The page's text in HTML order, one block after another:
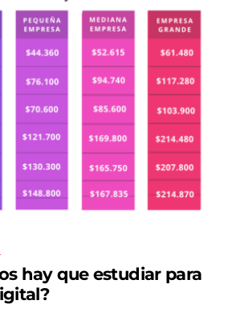
hay que estudiar para